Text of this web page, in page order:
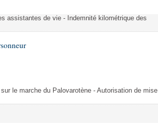
assistantes de vie - Indemnité kilométrique des
le marche du Palovarotène - Autorisation de mise